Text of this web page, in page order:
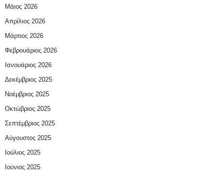
Μάιος 2026
Απρίλιος 2026
Μάρτιος 2026
Φεβρουάριος 2026
Ιανουάριος 2026
Δεκέμβριος 2025
Νοέμβριος 2025
Οκτώβριος 2025
Σεπτέμβριος 2025
Αύγουστος 2025
Ιούλιος 2025
Ιούνιος 2025